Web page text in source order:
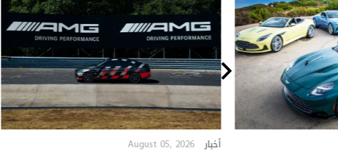
أخبار August 05, 2026